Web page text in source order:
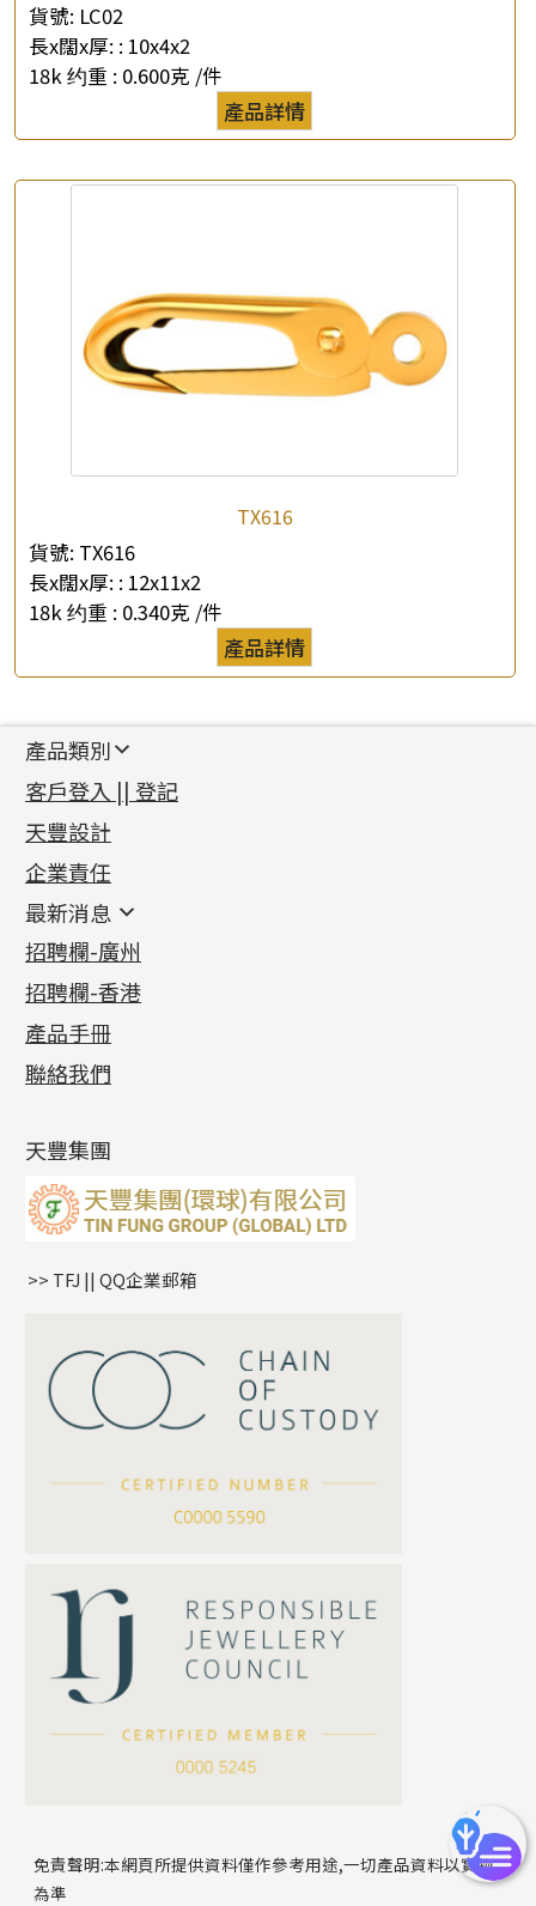
貨號: LC02
長x闊x厚: : 10x4x2
18k 约重 : 0.600克 /件
產品詳情
TX616
貨號: TX616
長x闊x厚: : 12x11x2
18k 约重 : 0.340克 /件
產品詳情
公司名稱
聯絡電話
產品類別
新產品
足金系列
足金配件
機織鏈系列
珠仔鏈
镶口链
管狀網鏈
十字車花鏈系列
十字閃O鏈系列
十字錘打鏈系列
側身車花鏈系列
側身鏈系列
雙十字鏈系列
水波鏈系列
蛇骨鏈系列
鏈尾系列
嘴唇鏈系列
S車花鏈系列
珍珠鏈系列
坦克鏈系列
滿天星鏈系列
方假繩鏈系列
首飾配件
耳環類配件
卷迫系列
螺絲迫系列
梅花迫系列
平臺迫系列
綫拍系列
美拍系列
耳環扣系列
耳綫/耳鈎系列
耳環爪頭
耳環
鏈類配件
動感車花吊墜
調節珠系列
生圈扣系列
龍蝦扣系列
鴨俐制系列
字母吊墜
相盒吊墜
項鏈吊墜
生肖吊墜
星座吊墜
珠扣
其他類配件
珠盤系列
袖口鈕系列
焊片及鐳射綫
空心車花管
珠類配件
無孔光身珠
空心光身珠
無孔批花珠
鑲口類
四爪頭系列
六爪頭系列
車花片
動感車花片
鑲口戒指
鑲口手鏈系列
首飾系列
手镯系列
戒指系列
空心耳環
空心车花管首饰链
空心手鐲系列
貴金屬原料
千足金
記憶金屬系列
記憶戒指
拉簧珠珠手鏈
記憶鈦手鐲
客戶登入 || 登記
天豐設計
企業責任
最新消息
最新消息
各項證書(2)
相片集(9)
展覽會資訊
最新產品資訊
招聘欄-廣州
招聘欄-香港
產品手冊
聯絡我們
天豐集團
>> TFJ || QQ企業郵箱
免責聲明:本網頁所提供資料僅作參考用途,一切產品資料以實物
為準